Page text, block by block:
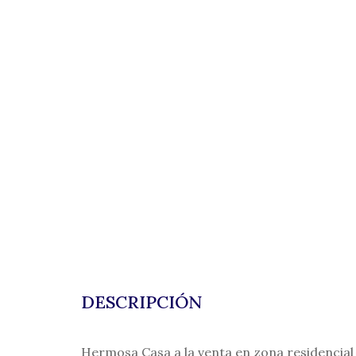
DESCRIPCIÓN
Hermosa Casa a la venta en zona